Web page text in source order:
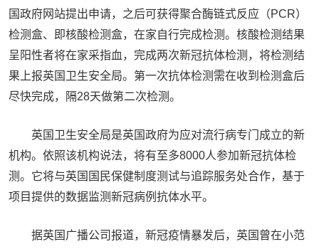
国政府网站提出申请，之后可获得聚合酶链式反应（PCR）
检测盒、即核酸检测盒，在家自行完成检测。核酸检测结果
呈阳性者将在家采指血，完成两次新冠抗体检测，将检测结
果上报英国卫生安全局。第一次抗体检测需在收到检测盒后
尽快完成，隔28天做第二次检测。
英国卫生安全局是英国政府为应对流行病专门成立的新
机构。依照该机构说法，将有至多8000人参加新冠抗体检
测。它将与英国国民保健制度测试与追踪服务处合作，基于
项目提供的数据监测新冠病例抗体水平。
据英国广播公司报道，新冠疫情暴发后，英国曾在小范